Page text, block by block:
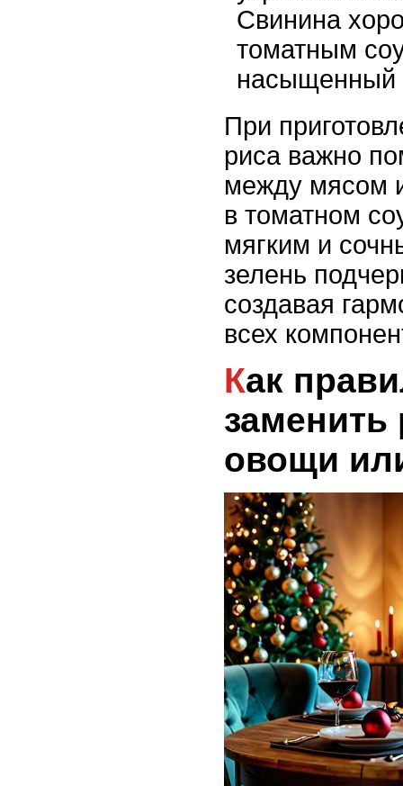
Свинина
томатным
насыщенный
При
риса важно
между мясом
в томатном
мягким и
зелень
создавая
всех
Как правильно
заменить
овощи